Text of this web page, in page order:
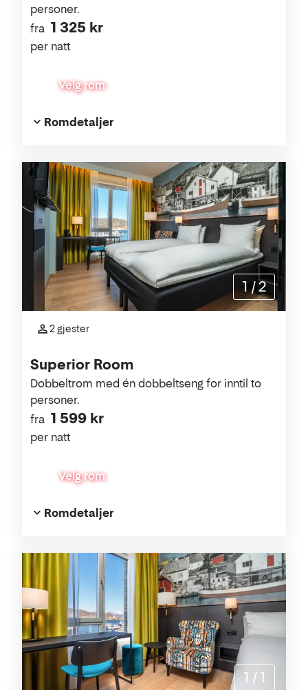
fra 1 325 kr
per natt
personer.
Velg rom
Romdetaljer
Superior Room
fra 1 599 kr
per natt
Dobbeltrom med én dobbeltseng for inntil to
personer.
Velg rom
2 gjester
Romdetaljer
1 /2
1 / 1